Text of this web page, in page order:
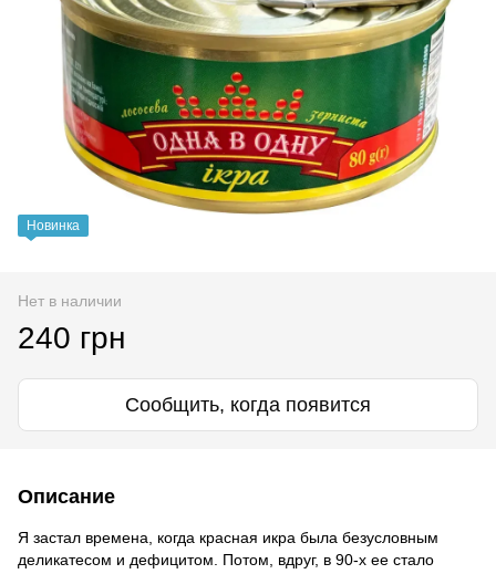
Новинка
Нет в наличии
240 грн
Сообщить, когда появится
Описание
Я застал времена, когда красная икра была безусловным
деликатесом и дефицитом. Потом, вдруг, в 90-х ее стало